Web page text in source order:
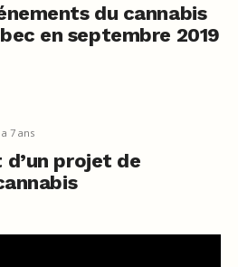
du cannabis
en septembre 2019
7 ans
projet de